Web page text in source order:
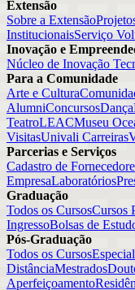
Extensão
Sobre a Extensão
InstitucionaisServiço
Inovação e
Núcleo de Inovação
Para a Comunidade
Arte e Cultura
AlumniConcursosDança
TeatroLEACMuseu
VisitasUnivali Carreiras
Parcerias e Serviços
Cadastro de
EmpresaLaboratórios
Graduação
Todos os CursosCursos
IngressoBolsas de
Pós-Graduação
Todos os Cursos
DistânciaMestrados
Aperfeiçoamento